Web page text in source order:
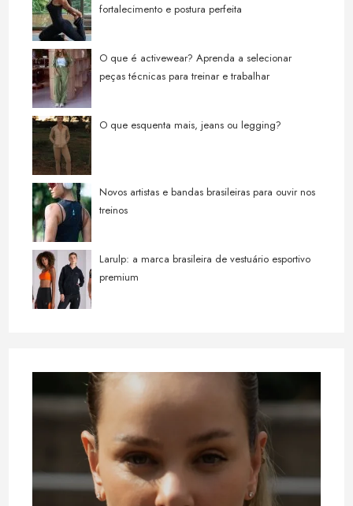
fortalecimento e postura perfeita
O que é activewear? Aprenda a selecionar
peças técnicas para treinar e trabalhar
O que esquenta mais, jeans ou legging?
Novos artistas e bandas brasileiras para ouvir nos
treinos
Larulp: a marca brasileira de vestuário esportivo
premium